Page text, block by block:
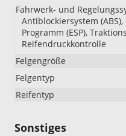
Fahrwerk- und
Antiblockiersystem
Programm (ESP),
Reifendruckkontrolle
Felgengröße
Felgentyp
Reifentyp
Sonstiges